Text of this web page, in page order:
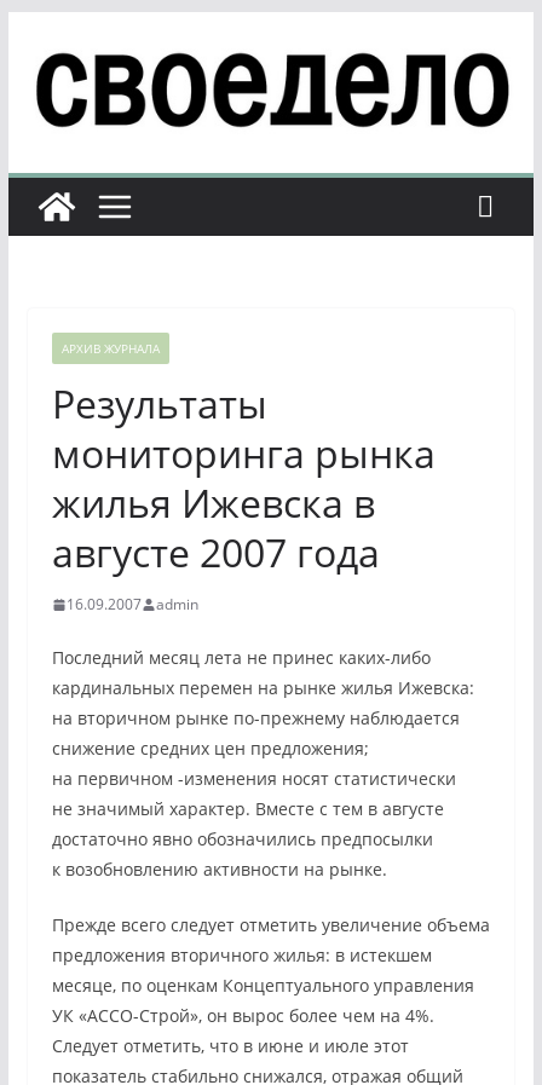
содержимому
АРХИВ ЖУРНАЛА
Результаты
мониторинга рынка
жилья Ижевска в
августе 2007 года
16.09.2007 admin
Последний месяц лета не принес каких-либо
кардинальных перемен на рынке жилья Ижевска:
на вторичном рынке по-прежнему наблюдается
снижение средних цен предложения;
на первичном -изменения носят статистически
не значимый характер. Вместе с тем в августе
достаточно явно обозначились предпосылки
к возобновлению активности на рынке.
Прежде всего следует отметить увеличение объема
предложения вторичного жилья: в истекшем
месяце, по оценкам Концептуального управления
УК «АССО-Строй», он вырос более чем на 4%.
Следует отметить, что в июне и июле этот
показатель стабильно снижался, отражая общий